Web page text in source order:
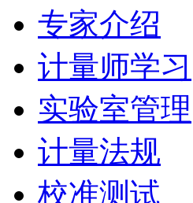
专家介绍
计量师学习
实验室管理
计量法规
校准测试